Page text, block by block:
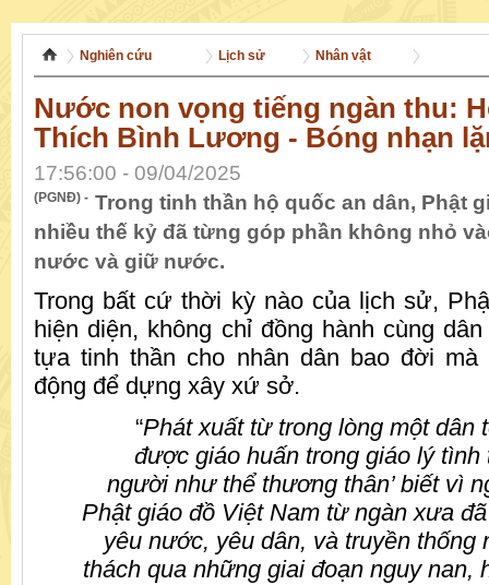
Nghiên cứu Lịch sử Nhân vật
Nước non vọng tiếng ngàn thu:
Thích Bình Lương - Bóng nhạn
17:56:00 - 09/04/2025
(PGNĐ) - Trong tinh thần hộ quốc an dân, Phật
nhiều thế kỷ đã từng góp phần không nhỏ
nước và giữ nước.
Trong bất cứ thời kỳ nào của lịch sử,
hiện diện, không chỉ đồng hành cùng
tựa tinh thần cho nhân dân bao đời
động để dựng xây xứ sở.
“Phát xuất từ trong lòng một dân
được giáo huấn trong giáo lý tình
người như thể thương thân’ biết vì
Phật giáo đồ Việt Nam từ ngàn xưa
yêu nước, yêu dân, và truyền thống
thách qua những giai đoạn nguy nan,